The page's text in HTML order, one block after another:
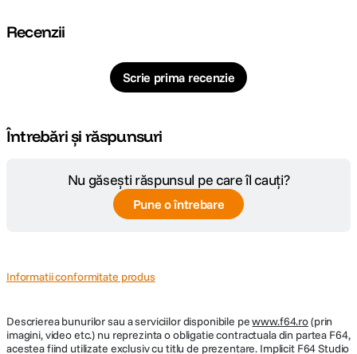
Recenzii
Scrie prima recenzie
Întrebări și răspunsuri
Nu găsești răspunsul pe care îl cauți?
Pune o întrebare
Informatii conformitate produs
Descrierea bunurilor sau a serviciilor disponibile pewww.f64.ro(prin
imagini, video etc.) nu reprezinta o obligatie contractuala din partea F64,
acestea fiind utilizate exclusiv cu titlu de prezentare. Implicit F64 Studio